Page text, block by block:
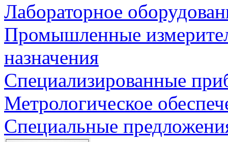
Лабораторное
Промышленные
назначения
Специализированные
Метрологическое
Специальные